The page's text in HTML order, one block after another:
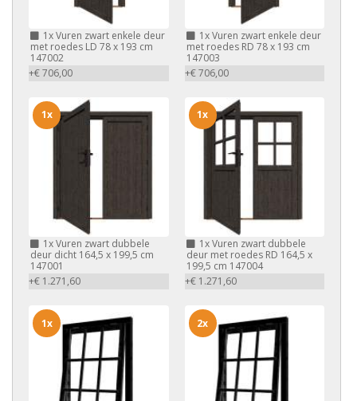
1xVuren zwart enkele deur
met roedes LD 78 x 193 cm
147002
+€ 706,00
1xVuren zwart enkele deur
met roedes RD 78 x 193 cm
147003
+€ 706,00
1xVuren zwart dubbele
deur dicht 164,5 x 199,5 cm
147001
+€ 1.271,60
1x
1xVuren zwart dubbele
deur met roedes RD 164,5 x
199,5 cm 147004
+€ 1.271,60
1x
1x 2x